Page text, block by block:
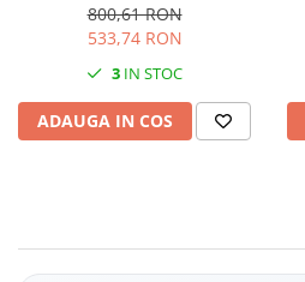
800,61 RON
533,74 RON
3 IN STOC
ADAUGA IN COS